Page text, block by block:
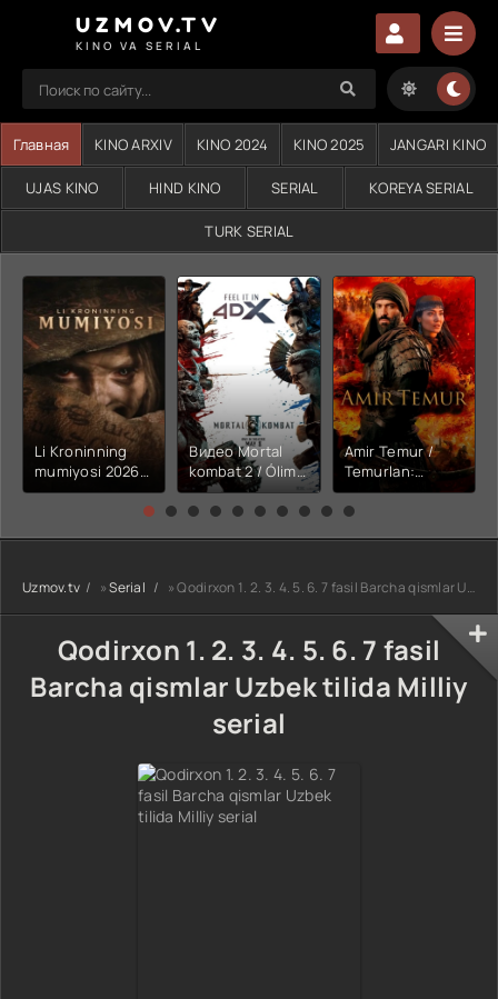
UZMOV.TV
KINO VA SERIAL
Главная KINO ARXIV KINO 2024 KINO 2025 JANGARI KINO
UJAS KINO HIND KINO SERIAL KOREYA SERIAL
TURK SERIAL
Li Kroninning
mumiyosi 2026
(uzbek tilida
kino) tarjima HD
Видео Mortal
kombat 2 / Ólim
jangi 2 (2026)
Uzbek tilida
Amir Temur /
Temurlan:
Fathchining
yuksalishi
tarjima kino Full
HD tas-ix
Uzmov.tv »Serial » Qodirxon 1. 2. 3. 4. 5. 6. 7 fasil Barcha qismlar Uzbek tilida Milliy serial
Qodirxon 1. 2. 3. 4. 5. 6. 7 fasil
Barcha qismlar Uzbek tilida Milliy
serial